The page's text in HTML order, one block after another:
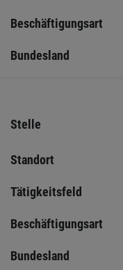
Beschäftigungsart
Bundesland
Stelle
Standort
Tätigkeitsfeld
Beschäftigungsart
Bundesland